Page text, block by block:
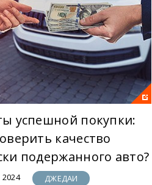
успешной покупки:
качество
подержанного авто?
2024 ДЖЕДАИ